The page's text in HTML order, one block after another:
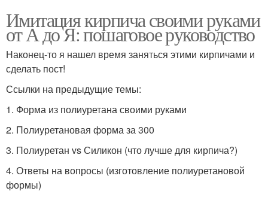
Имитация кирпича своими руками
от А до Я: пошаговое руководство
Наконец-то я нашел время заняться этими кирпичами и
сделать пост!
Ссылки на предыдущие темы:
1. Форма из полиуретана своими руками
2. Полиуретановая форма за 300
3. Полиуретан vs Силикон (что лучше для кирпича?)
4. Ответы на вопросы (изготовление полиуретановой
формы)